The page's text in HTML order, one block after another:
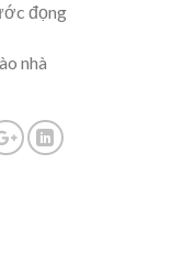
đọng
nhà